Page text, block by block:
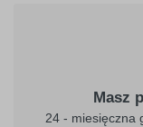
Masz
24 - miesięczna